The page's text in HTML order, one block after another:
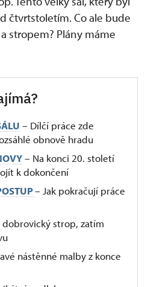
čtvrtstoletím. Co ale bude
stropem? Plány máme
– Dílčí práce zde
obnově hradu
– Na konci 20. století
k dokončení
– Jak pokračují práce
dobrovický strop, zatím
nástěnné malby z konce